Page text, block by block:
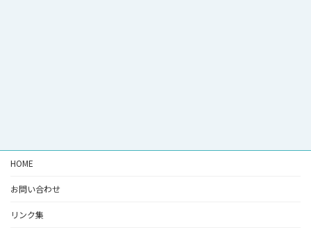
HOME
お問い合わせ
リンク集